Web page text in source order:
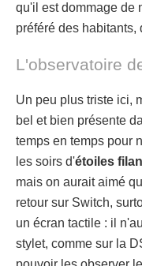
qu'il est dommage de
préféré des habitants,
L'observatoire
Un peu plus triste ici,
bel et bien présente
temps en temps pour
les soirs d'étoiles
mais on aurait aimé
retour sur Switch,
un écran tactile : il
stylet, comme sur la